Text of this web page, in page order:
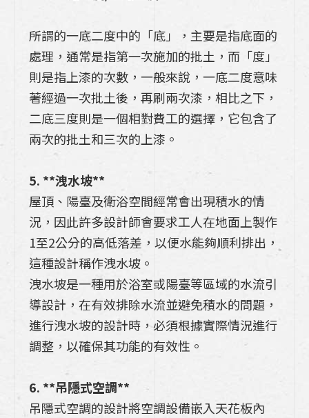
所謂的一底二度中的「底」，主要是指底面的
處理，通常是指第一次施加的批土，而「度」
則是指上漆的次數，一般來說，一底二度意味
著經過一次批土後，再刷兩次漆，相比之下，
二底三度則是一個相對費工的選擇，它包含了
兩次的批土和三次的上漆。
5. **洩水坡**
屋頂、陽臺及衛浴空間經常會出現積水的情
況，因此許多設計師會要求工人在地面上製作
1至2公分的高低落差，以便水能夠順利排出，
這種設計稱作洩水坡。
洩水坡是一種用於浴室或陽臺等區域的水流引
導設計，在有效排除水流並避免積水的問題，
進行洩水坡的設計時，必須根據實際情況進行
調整，以確保其功能的有效性。
6. **吊隱式空調**
吊隱式空調的設計將空調設備嵌入天花板內